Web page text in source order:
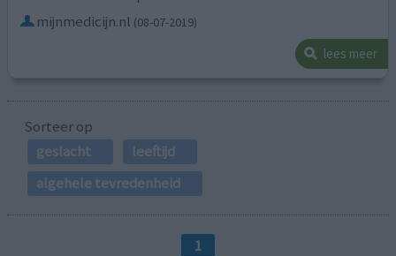
mijnmedicijn.nl (08-07-2019)
lees meer
Sorteer op
geslacht
leeftijd
algehele tevredenheid
1